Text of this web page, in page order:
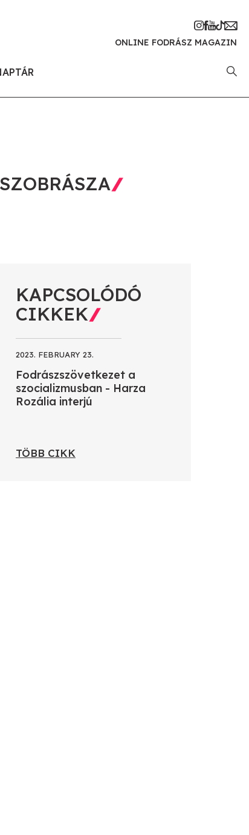
ONLINE FODRÁSZ MAGAZIN
KAPCSOLÓDÓ
CIKKEK
2023. FEBRUARY 23.
Fodrászszövetkezet a
szocializmusban - Harza
Rozália interjú
TÖBB CIKK